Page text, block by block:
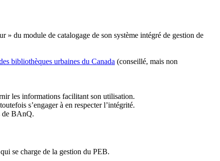
» du module de catalogage de son système intégré de gestion de
bibliothèques urbaines du Canada (conseillé, mais non
les informations facilitant son utilisation.
s’engager à en respecter l’intégrité.
de BAnQ.
se charge de la gestion du PEB.